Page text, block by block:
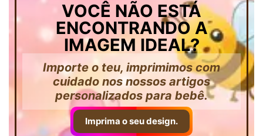
VOCÊ NÃO ESTÁ
ENCONTRANDO A
IMAGEM IDEAL?
Importe o teu, imprimimos com
cuidado nos nossos artigos
personalizados para bebê.
Imprima o seu design.